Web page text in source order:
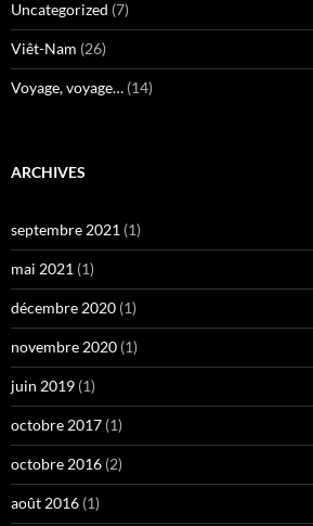
Uncategorized (7)
Viêt-Nam (26)
Voyage, voyage… (14)
ARCHIVES
septembre 2021 (1)
mai 2021 (1)
décembre 2020 (1)
novembre 2020 (1)
juin 2019 (1)
octobre 2017 (1)
octobre 2016 (2)
août 2016 (1)